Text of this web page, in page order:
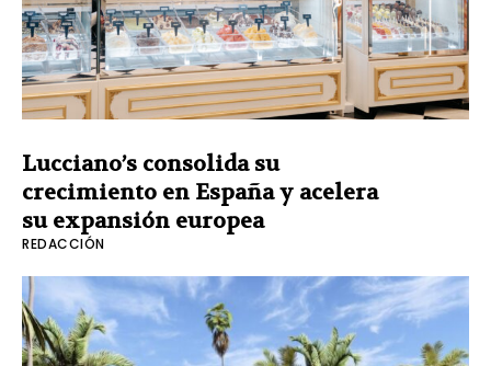
Lucciano’s consolida su
crecimiento en España y acelera
su expansión europea
REDACCIÓN